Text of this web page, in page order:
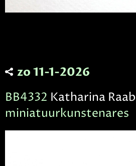
zo 11-1-2026
BB4332 Katharina Raab
miniatuurkunstenares